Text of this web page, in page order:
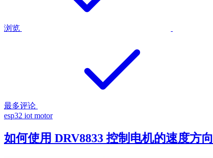
浏览
最多评论
esp32 iot motor
如何使用 DRV8833 控制电机的速度方向